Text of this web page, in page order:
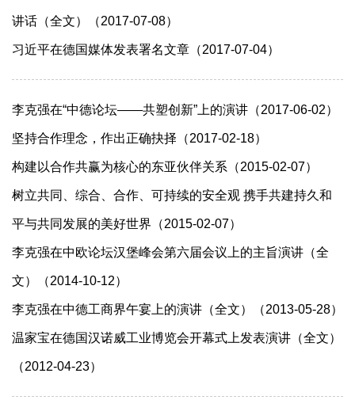
讲话（全文）（2017-07-08）
习近平在德国媒体发表署名文章（2017-07-04）
李克强在“中德论坛——共塑创新”上的演讲（2017-06-02）
坚持合作理念，作出正确抉择（2017-02-18）
构建以合作共赢为核心的东亚伙伴关系（2015-02-07）
树立共同、综合、合作、可持续的安全观 携手共建持久和
平与共同发展的美好世界（2015-02-07）
李克强在中欧论坛汉堡峰会第六届会议上的主旨演讲（全
文）（2014-10-12）
李克强在中德工商界午宴上的演讲（全文）（2013-05-28）
温家宝在德国汉诺威工业博览会开幕式上发表演讲（全文）
（2012-04-23）